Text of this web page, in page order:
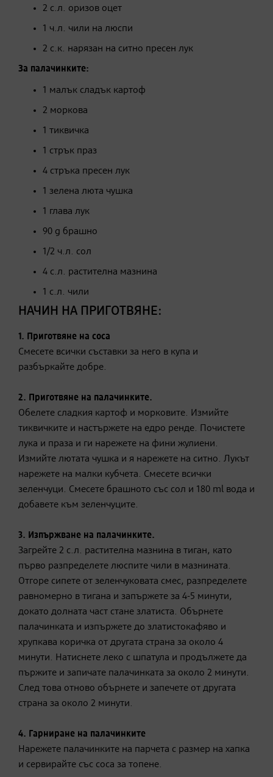
2 с.л. оризов оцет
1 ч.л. чили на люспи
2 с.к. нарязан на ситно пресен лук
За палачинките:
1 малък сладък картоф
2 моркова
1 тиквичка
1 стрък праз
4 стръка пресен лук
1 зелена люта чушка
1 глава лук
90 g брашно
1/2 ч.л. сол
4 с.л. растителна мазнина
1 с.л. чили
НАЧИН НА ПРИГОТВЯНЕ:
1. Приготвяне на соса
Смесете всички съставки за него в купа и
разбъркайте добре.
2. Приготвяне на палачинките.
Обелете сладкия картоф и морковите. Измийте
тиквичките и настържете на едро ренде. Почистете
лука и праза и ги нарежете на фини жулиени.
Измийте лютата чушка и я нарежете на ситно. Лукът
нарежете на малки кубчета. Смесете всички
зеленчуци. Смесете брашното със сол и 180 ml вода и
добавете към зеленчуците.
3. Изпържване на палачинките.
Загрейте 2 с.л. растителна мазнина в тиган, като
първо разпределете люспите чили в мазнината.
Отгоре сипете от зеленчуковата смес, разпределете
равномерно в тигана и запържете за 4-5 минути,
докато долната част стане златиста. Обърнете
палачинката и изпържете до златистокафяво и
хрупкава коричка от другата страна за около 4
минути. Натиснете леко с шпатула и продължете да
пържите и запичате палачинката за около 2 минути.
След това отново обърнете и запечете от другата
страна за около 2 минути.
4. Гарниране на палачинките
Нарежете палачинките на парчета с размер на хапка
и сервирайте със соса за топене.